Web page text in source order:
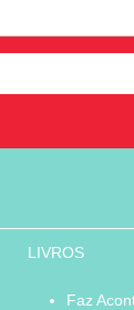
LIVROS
Faz